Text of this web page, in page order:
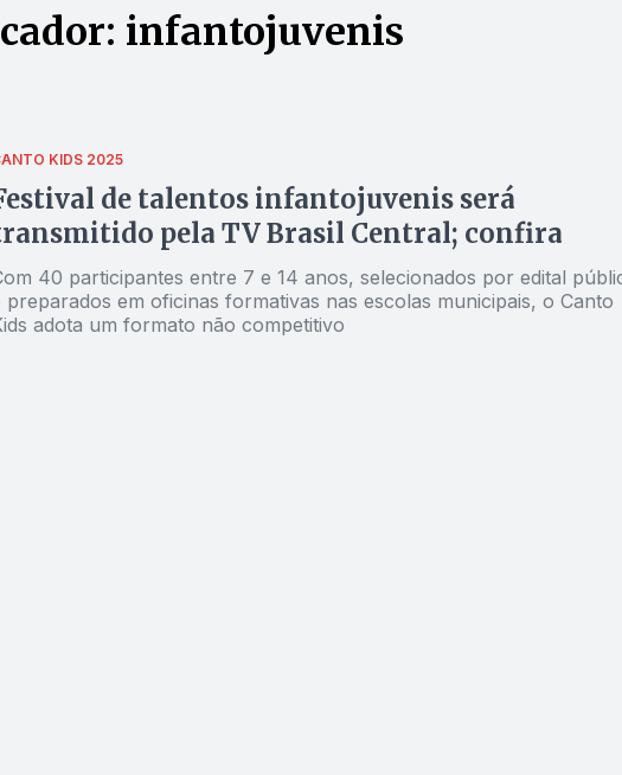
infantojuvenis
KIDS 2025
de talentos infantojuvenis será
pela TV Brasil Central; confira
40 participantes entre 7 e 14 anos, selecionados por edital
preparados em oficinas formativas nas escolas municipais, o Canto
adota um formato não competitivo